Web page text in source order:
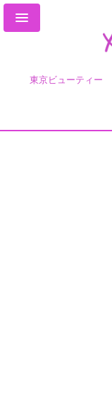
東京ビューティー